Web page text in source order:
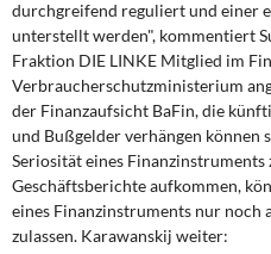
Eurokrise und Griechenland
DIE LINKE
Weitere Themen
Memo-Gruppe
durchgreifend reguliert und einer
unterstellt werden", kommentiert
Fraktion DIE LINKE Mitglied im
Verbraucherschutzministerium
der Finanzaufsicht BaFin, die
und Bußgelder verhängen können
Seriosität eines
Geschäftsberichte aufkommen,
eines Finanzinstruments nur noch
zulassen. Karawanskij weiter: